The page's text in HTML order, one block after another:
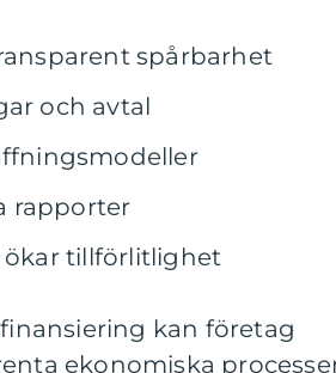
spårbarhet
och avtal
rapporter
ökar tillförlitlighet
kan företag
ekonomiska